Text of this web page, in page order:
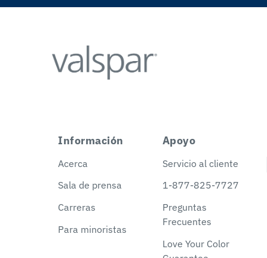
Información
Acerca
Sala de prensa
Carreras
Para minoristas
Apoyo
Servicio al cliente
1-877-825-7727
Preguntas
Frecuentes
Love Your Color